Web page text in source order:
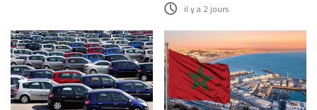
il y a 2 jours